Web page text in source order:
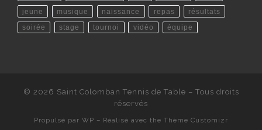
jeune musique naissance repas résultats
soirée stage tournoi vidéo équipe
© 2026 Saint Colomban Tennis de Table – Tous droits
réservés
Propulsé par WP – Réalisé avec the Thème Customizr